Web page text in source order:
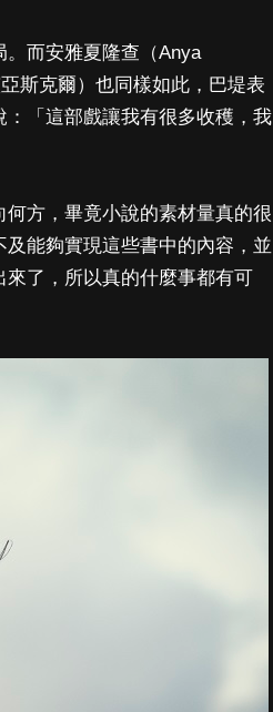
而安雅夏隆查（Anya
斯克爾）也同樣如此，巴堤表
「這部戲讓我有很多收穫，我
方，畢竟小說的素材量真的很
能夠實現這些書中的內容，並
了，所以真的什麼事都有可